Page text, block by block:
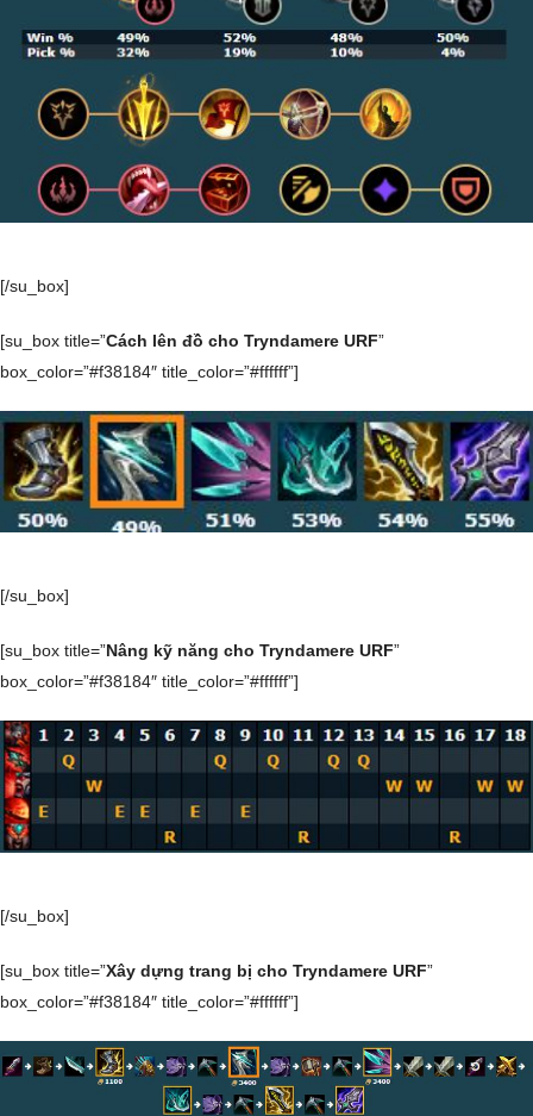
[/su_box]
[su_box title=”Cách lên đồ cho Tryndamere URF”
box_color=”#f38184″ title_color=”#ffffff”]
[/su_box]
[su_box title=”Nâng kỹ năng cho Tryndamere URF”
box_color=”#f38184″ title_color=”#ffffff”]
[/su_box]
[su_box title=”Xây dựng trang bị cho Tryndamere URF”
box_color=”#f38184″ title_color=”#ffffff”]